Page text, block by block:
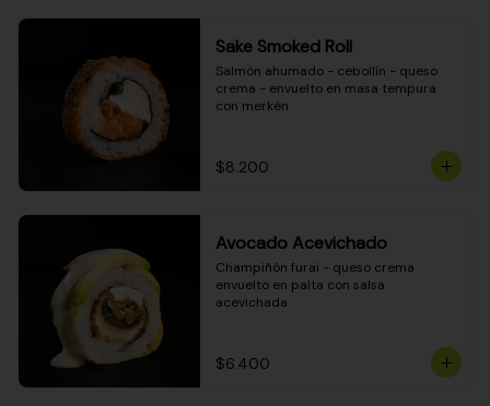
Sake Smoked Roll
Salmón ahumado - cebollín - queso
crema - envuelto en masa tempura
con merkén
$8.200
Avocado Acevichado
Champiñón furai - queso crema
envuelto en palta con salsa
acevichada
$6.400